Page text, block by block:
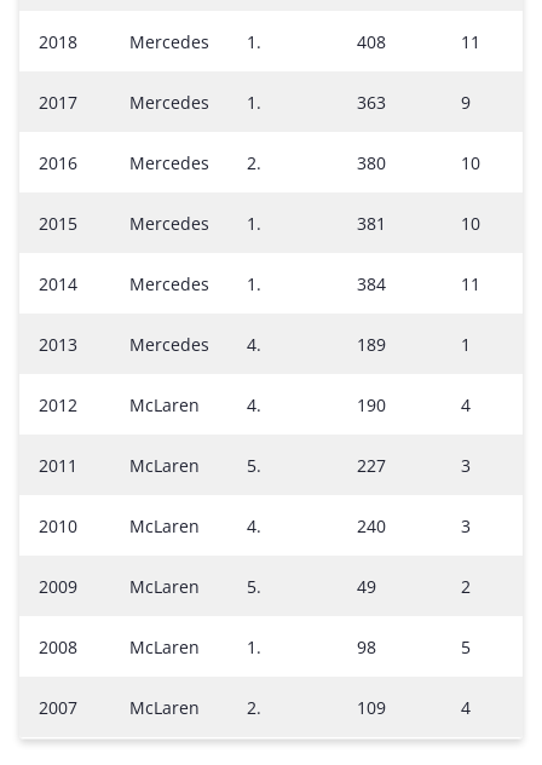
2018 Mercedes 1. 408 11
2017 Mercedes 1. 363 9
2016 Mercedes 2. 380 10
2015 Mercedes 1. 381 10
2014 Mercedes 1. 384 11
2013 Mercedes 4. 189 1
2012 McLaren 4. 190 4
2011 McLaren 5. 227 3
2010 McLaren 4. 240 3
2009 McLaren 5. 49 2
2008 McLaren 1. 98 5
2007 McLaren 2. 109 4